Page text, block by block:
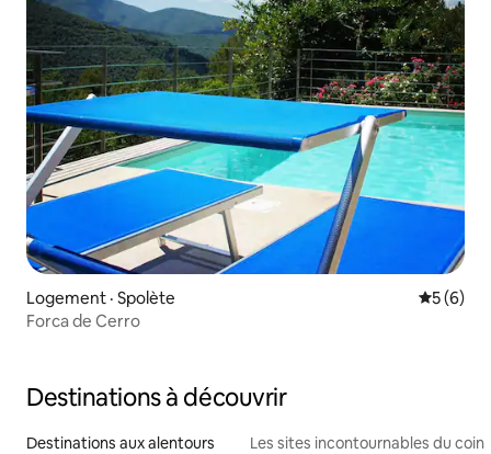
Logement · Spolète Note
5 (6)
Forca de Cerro
Destinations à découvrir
Destinations aux alentours Les sites incontournables du coin